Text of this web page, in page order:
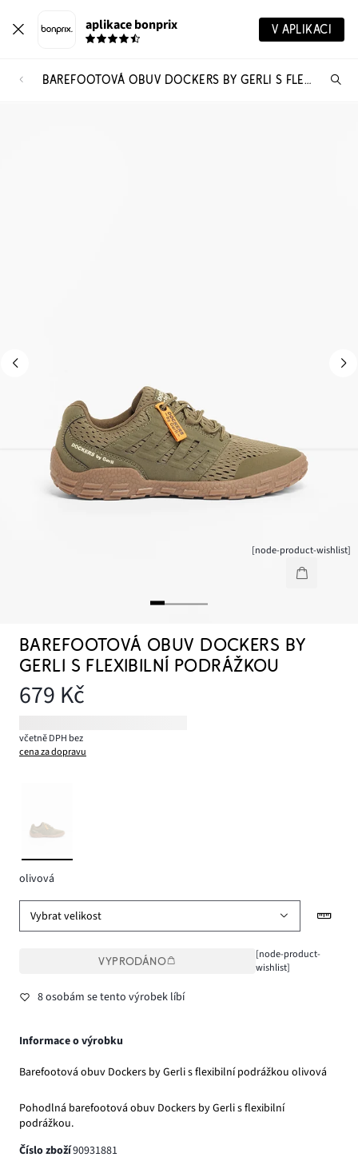
aplikace bonprix V APLIKACI
BAREFOOTOVÁ OBUV DOCKERS BY GERLI S FLEXIBILNÍ PODRÁŽKOU
[node-product-wishlist]
BAREFOOTOVÁ OBUV DOCKERS BY
GERLI S FLEXIBILNÍ PODRÁŽKOU
679 Kč
včetně DPH bez
cena za dopravu
olivová
Vybrat velikost
VYPRODÁNO
[node-product-
wishlist]
8 osobám se tento výrobek líbí
Informace o výrobku
Barefootová obuv Dockers by Gerli s flexibilní podrážkou olivová
Pohodlná barefootová obuv Dockers by Gerli s flexibilní
podrážkou.
Číslo zboží90931881